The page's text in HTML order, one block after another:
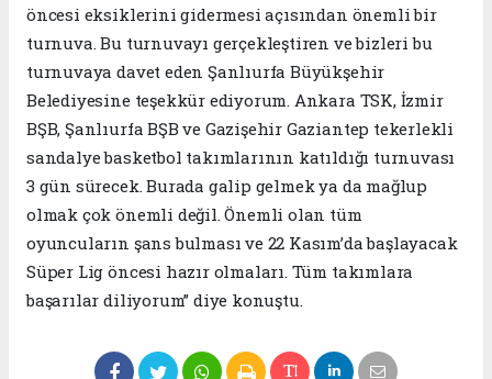
öncesi eksiklerini gidermesi açısından önemli bir
turnuva. Bu turnuvayı gerçekleştiren ve bizleri bu
turnuvaya davet eden Şanlıurfa Büyükşehir
Belediyesine teşekkür ediyorum. Ankara TSK, İzmir
BŞB, Şanlıurfa BŞB ve Gazişehir Gaziantep tekerlekli
sandalye basketbol takımlarının katıldığı turnuvası
3 gün sürecek. Burada galip gelmek ya da mağlup
olmak çok önemli değil. Önemli olan tüm
oyuncuların şans bulması ve 22 Kasım’da başlayacak
Süper Lig öncesi hazır olmaları. Tüm takımlara
başarılar diliyorum” diye konuştu.